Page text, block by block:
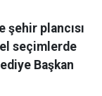
şehir plancısı
seçimlerde
Başkan